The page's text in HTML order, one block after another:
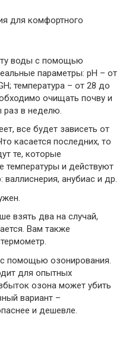
для комфортного
воды с помощью
параметры: pH – от
температура – ​​от 28 до
очищать почву и
раз в неделю.
все будет зависеть от
касается последних, то
те, которые
и действуют
анубиас и др.
взять два на случай,
Вам также
помощью озонирования.
для опытных
озона может убить
вариант –
и дешевле.